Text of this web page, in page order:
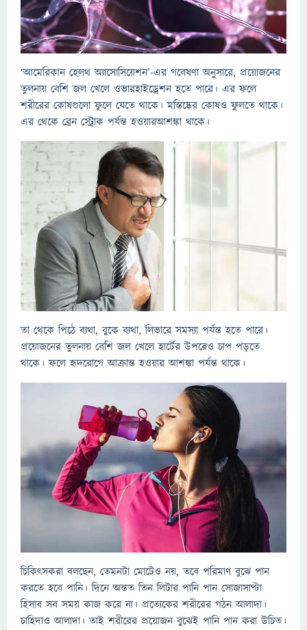
‘আমেরিকান হেলথ অ্যাসোসিয়েশন’-এর গবেষণা অনুসারে, প্রয়োজনের
তুলনায় বেশি জল খেলে ওভারহাইড্রেশন হতে পারে। এর ফলে
শরীরের কোষগুলো ফুলে যেতে থাকে। মস্তিষ্কের কোষও ফুলতে থাকে।
এর থেকে ব্রেন স্ট্রোক পর্যন্ত হওয়ারআশঙ্কা থাকে।
তা থেকে পিঠে ব্যথা, বুকে ব্যথা, লিভারে সমস্যা পর্যন্ত হতে পারে।
প্রয়োজনের তুলনায় বেশি জল খেলে হার্টের উপরেও চাপ পড়তে
থাকে। ফলে হৃদরোগে আক্রান্ত হওয়ার আশঙ্কা পর্যন্ত থাকে।
চিকিৎসকরা বলছেন, তেমনটা মোটেও নয়, তবে পরিমাণ বুঝে পান
করতে হবে পানি। দিনে অন্তত তিন লিটার পানি পান সোজাসাপ্টা
হিসাব সব সময় কাজ করে না। প্রত্যেকের শরীরের গঠন আলাদা।
চাহিদাও আলাদা। তাই শরীরের প্রয়োজন বুঝেই পানি পান করা উচিত।